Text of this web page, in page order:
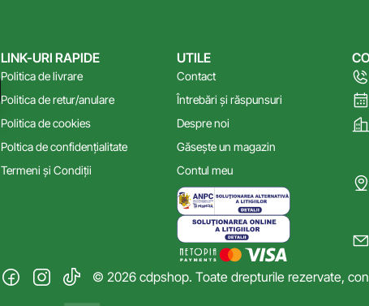
LINK-URI RAPIDE
Politica de livrare
Politica de retur/anulare
Politica de cookies
Poltica de confidențialitate
Termeni și Condiții
UTILE
Contact
Întrebări și răspunsuri
Despre noi
Găsește un magazin
Contul meu
© 2026 cdpshop. Toate drepturile rezervate,